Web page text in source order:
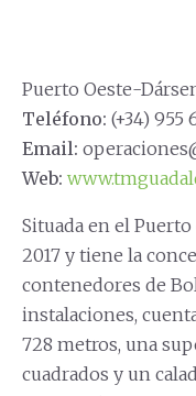
Puerto Oeste-
Teléfono: (+34) 955
Email:
Web:
Situada en el
2017 y tiene la
contenedores de
instalaciones,
728 metros, una
cuadrados y un